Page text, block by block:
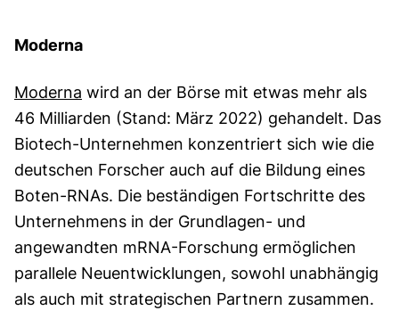
Moderna
Moderna wird an der Börse mit etwas mehr als
46 Milliarden (Stand: März 2022) gehandelt. Das
Biotech-Unternehmen konzentriert sich wie die
deutschen Forscher auch auf die Bildung eines
Boten-RNAs. Die beständigen Fortschritte des
Unternehmens in der Grundlagen- und
angewandten mRNA-Forschung ermöglichen
parallele Neuentwicklungen, sowohl unabhängig
als auch mit strategischen Partnern zusammen.